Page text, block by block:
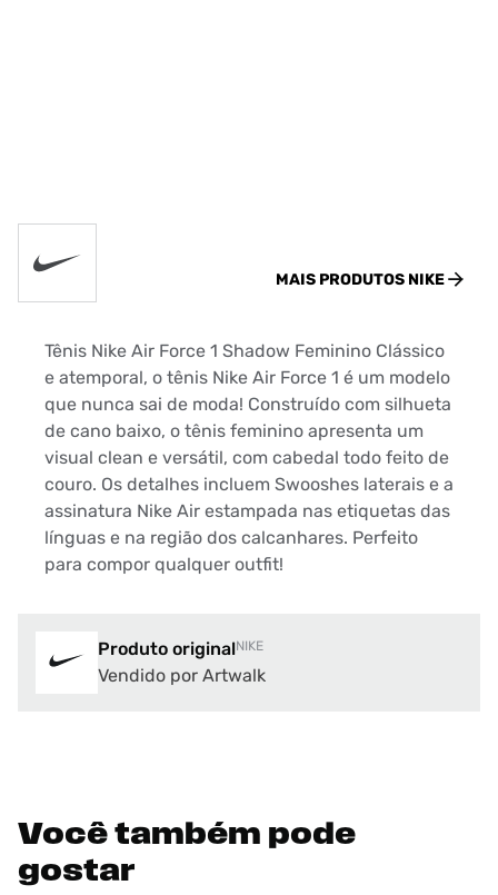
MAIS PRODUTOS NIKE
Tênis Nike Air Force 1 Shadow Feminino Clássico
e atemporal, o tênis Nike Air Force 1 é um modelo
que nunca sai de moda! Construído com silhueta
de cano baixo, o tênis feminino apresenta um
visual clean e versátil, com cabedal todo feito de
couro. Os detalhes incluem Swooshes laterais e a
assinatura Nike Air estampada nas etiquetas das
línguas e na região dos calcanhares. Perfeito
para compor qualquer outfit!
Produto originalNIKE
Vendido por Artwalk
Você também pode
gostar